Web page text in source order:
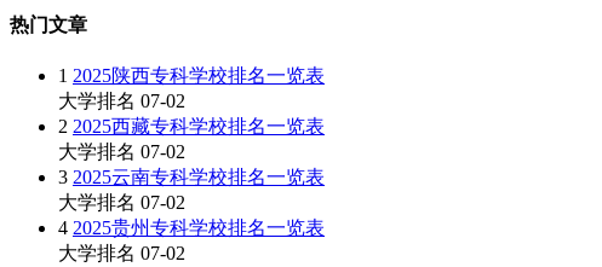
热门文章
1 2025陕西专科学校排名一览表
大学排名 07-02
2 2025西藏专科学校排名一览表
大学排名 07-02
3 2025云南专科学校排名一览表
大学排名 07-02
4 2025贵州专科学校排名一览表
大学排名 07-02